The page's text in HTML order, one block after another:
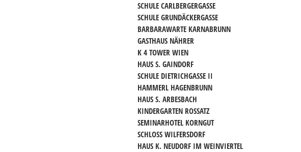
SCHULE CARLBERGERGASSE
SCHULE GRUNDÄCKERGASSE
BARBARAWARTE KARNABRUNN
GASTHAUS NÄHRER
K 4 TOWER WIEN
HAUS S. GAINDORF
SCHULE DIETRICHGASSE II
HAMMERL HAGENBRUNN
HAUS S. ARBESBACH
KINDERGARTEN ROSSATZ
SEMINARHOTEL KORNGUT
SCHLOSS WILFERSDORF
HAUS K. NEUDORF IM WEINVIERTEL